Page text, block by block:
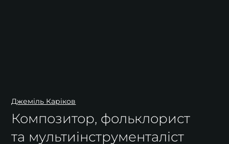
Джеміль Каріков
Композитор, фольклорист
та мультиінструменталіст